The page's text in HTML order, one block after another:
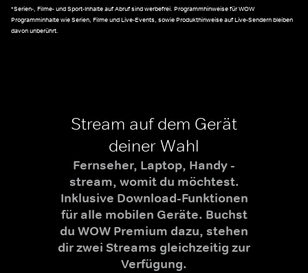
*Serien-, Filme- und Sport-Inhalte auf Abruf sind werbefrei. Programmhinweise für WOW
Programminhalte wie Serien, Filme und Live-Events, sowie Produkthinweise auf Live-Sendern bleiben
davon unberührt.
Stream auf dem Gerät
deiner Wahl
Fernseher, Laptop, Handy -
stream, womit du möchtest.
Inklusive Download-Funktionen
für alle mobilen Geräte. Buchst
du WOW Premium dazu, stehen
dir zwei Streams gleichzeitig zur
Verfügung.